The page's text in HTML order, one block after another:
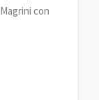
con